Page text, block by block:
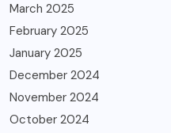
March 2025
February 2025
January 2025
December 2024
November 2024
October 2024